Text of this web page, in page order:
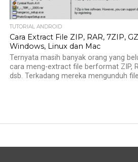
TUTORIAL ANDROID
Cara Extract File ZIP, RAR, 7ZIP,
Windows, Linux dan Mac
Ternyata masih banyak orang yang
cara meng-extract file berformat ZIP,
dsb. Terkadang mereka mengunduh